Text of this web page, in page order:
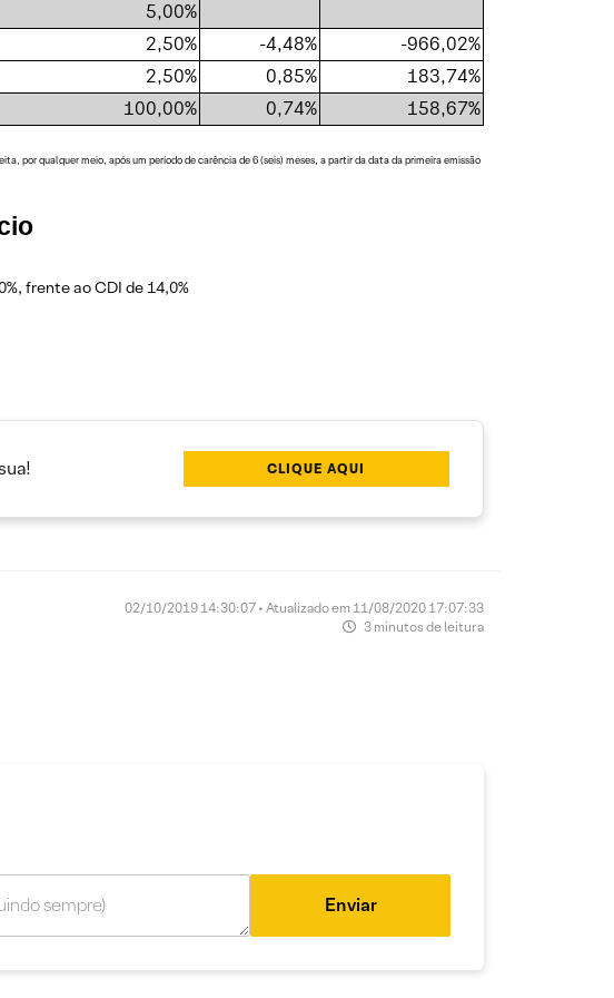
5,00%
2,50% -4,48%
-966,02%
2,50% 0,85%
183,74%
100,00% 0,74% 158,67%
por qualquer meio, após um período de carência de 6 (seis) meses, a partir da data da primeira emissão
frente ao CDI de 14,0%
CLIQUE AQUI
02/10/2019 14:30:07 • Atualizado em 11/08/2020 17:07:33
3 minutos de leitura
Enviar